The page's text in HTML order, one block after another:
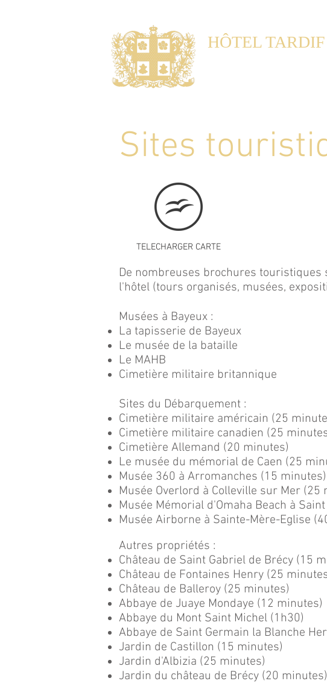
HÔTEL TARDIF
Sites
TELECHARGER CARTE
De nombreuses brochures
l'hôtel (tours organisés, musées,
Musées à Bayeux :
La tapisserie de Bayeux
Le musée de la bataille
Le MAHB
Cimetière militaire britannique
Sites du Débarquement :
Cimetière militaire américain (25
Cimetière militaire canadien (25
Cimetière Allemand (20 minutes)
Le musée du mémorial de Caen (25
Musée 360 à Arromanches (15 minutes)
Musée Overlord à Colleville sur Mer (25
Musée Mémorial d'Omaha Beach à
Musée Airborne à Sainte-Mère-Eglise
Autres propriétés :
Château de Saint Gabriel de Brécy (15
Château de Fontaines Henry (25
Château de Balleroy (25 minutes)
Abbaye de Juaye Mondaye (12 minutes)
Abbaye du Mont Saint Michel (1h30)
Abbaye de Saint Germain la Blanche
Jardin de Castillon (15 minutes)
Jardin d'Albizia (25 minutes)
Jardin du château de Brécy (20 minutes)